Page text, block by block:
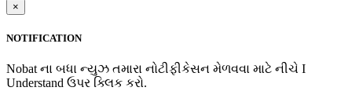
×
NOTIFICATION
Nobat ના બધા ન્યુઝ તમારા નોટીફીકેસન મેળવવા માટે નીચે I
Understand ઉપર ક્લિક કરો.